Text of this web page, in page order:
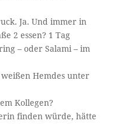
Ja. Und immer in
2 essen? 1 Tag
– oder Salami – im
weißen Hemdes unter
Kollegen?
finden würde, hätte